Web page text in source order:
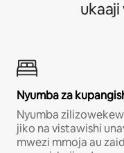
Nyumba za
Nyumba
jiko na vistawishi
mwezi mmoja au